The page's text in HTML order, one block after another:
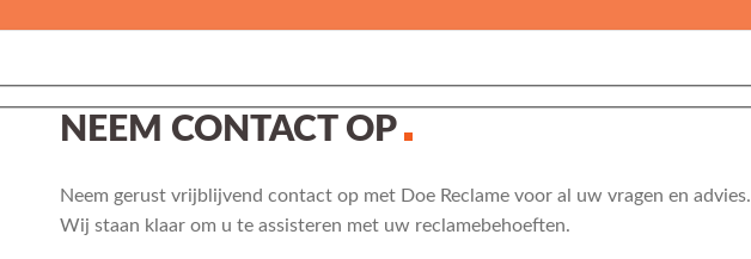
NEEM CONTACT OP
Neem gerust vrijblijvend contact op met Doe Reclame voor al uw vragen en advies.
Wij staan klaar om u te assisteren met uw reclamebehoeften.